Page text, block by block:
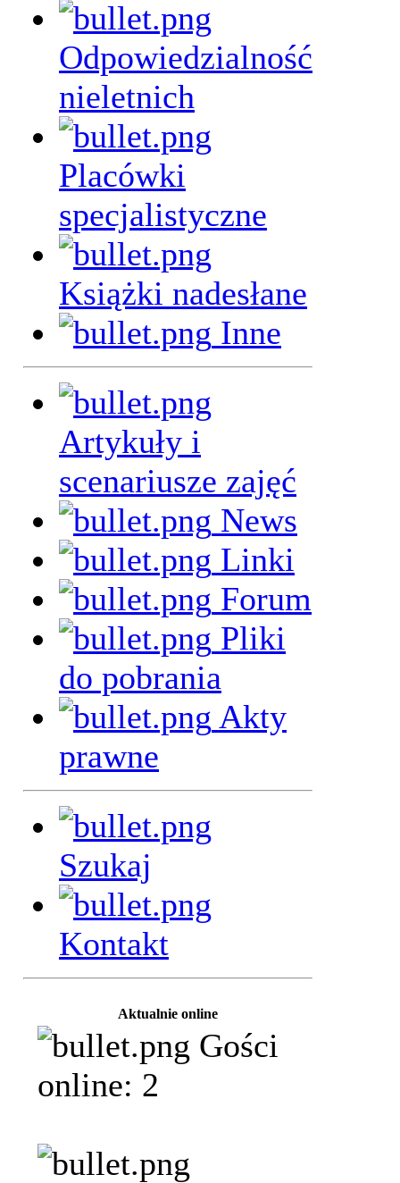
Odpowiedzialność
nieletnich
Placówki
specjalistyczne
Książki nadesłane
Inne
Artykuły i
scenariusze zajęć
News
Linki
Forum
Pliki
do pobrania
Akty
prawne
Szukaj
Kontakt
Aktualnie online
Gości
online: 2